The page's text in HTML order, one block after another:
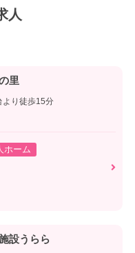
人
里
り徒歩15分
ホーム
設うらら